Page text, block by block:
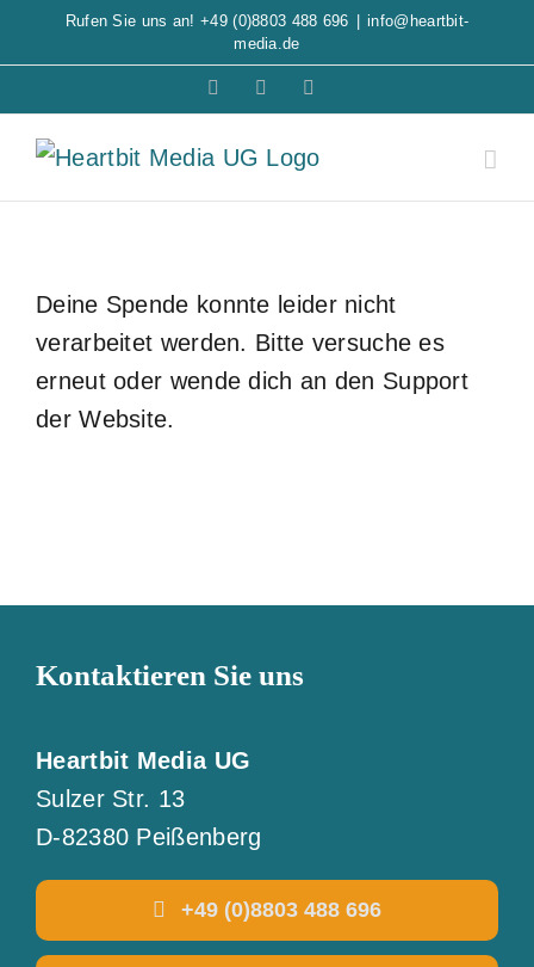
Rufen Sie uns an!+49 (0)8803 488 696
info@heartbit-
media.de
Barrierefreiheit
Facebook
Deine Spende konnte leider nicht
verarbeitet werden. Bitte versuche es
erneut oder wende dich an den Support
der Website.
Kontaktieren Sie uns
Heartbit Media UG
Sulzer Str. 13
D-82380 Peißenberg
+49 (0)8803 488 696